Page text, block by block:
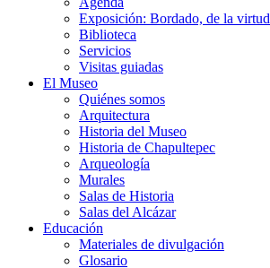
Exposición: Bordado, de la virtud
Biblioteca
Servicios
Visitas guiadas
El Museo
Quiénes somos
Arquitectura
Historia del Museo
Historia de Chapultepec
Arqueología
Murales
Salas de Historia
Salas del Alcázar
Educación
Materiales de divulgación
Glosario